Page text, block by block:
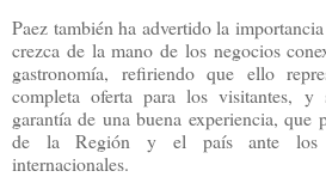
Paez también ha advertido la
crezca de la mano de los negocios
gastronomía, refiriendo que ello
completa oferta para los visitantes,
garantía de una buena experiencia, que
de la Región y el país ante los
internacionales.